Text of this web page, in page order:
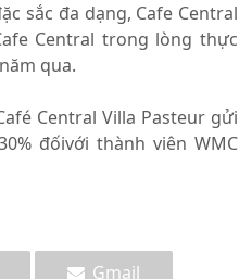
sắc đa dạng, Cafe Central
Central trong lòng thực
qua.
Central Villa Pasteur gửi
đốivới thành viên WMC
Gmail